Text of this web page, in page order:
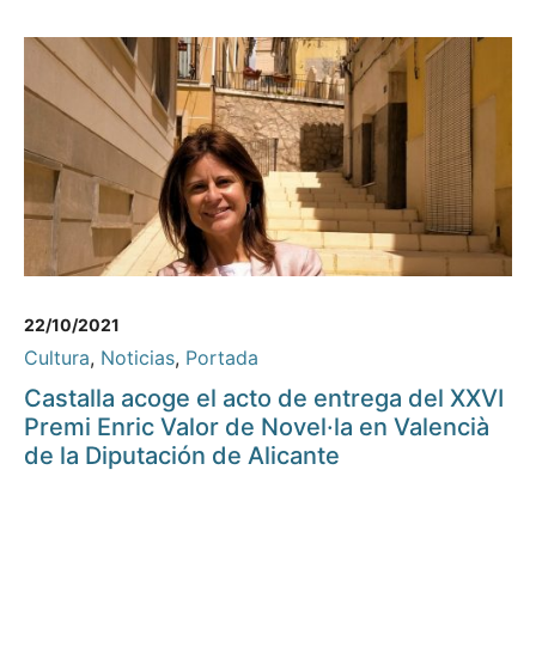
22/10/2021
Cultura, Noticias, Portada
Castalla acoge el acto de entrega del XXVI
Premi Enric Valor de Novel·la en Valencià
de la Diputación de Alicante